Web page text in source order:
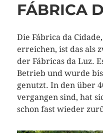
FÁBRICA
Die Fábrica da
erreichen, ist das als
der Fábricas da Luz.
Betrieb und wurde
genutzt. In den über
vergangen sind, hat
schon fast wieder